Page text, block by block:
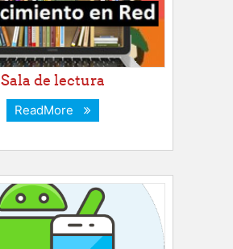
Sala de lectura
ReadMore